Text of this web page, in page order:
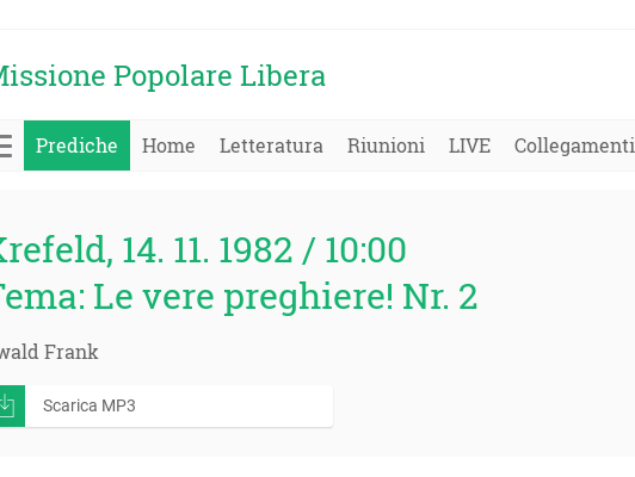
Popolare Libera
Prediche Home Letteratura Riunioni LIVE Collegamenti
14. 11. 1982 / 10:00
Le vere preghiere! Nr. 2
Frank
Scarica MP3